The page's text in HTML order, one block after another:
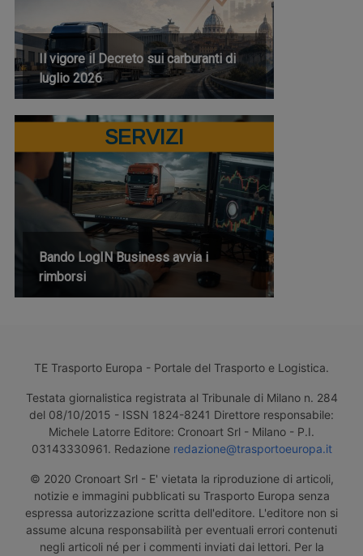
Il vigore il Decreto sui carburanti di
luglio 2026
SERVIZI
Bando LogIN Business avvia i
rimborsi
TE Trasporto Europa - Portale del Trasporto e Logistica.
Testata giornalistica registrata al Tribunale di Milano n. 284
del 08/10/2015 - ISSN 1824-8241 Direttore responsabile:
Michele Latorre Editore: Cronoart Srl - Milano - P.I.
03143330961. Redazione redazione@trasportoeuropa.it
© 2020 Cronoart Srl - E' vietata la riproduzione di articoli,
notizie e immagini pubblicati su Trasporto Europa senza
espressa autorizzazione scritta dell'editore. L'editore non si
assume alcuna responsabilità per eventuali errori contenuti
negli articoli né per i commenti inviati dai lettori. Per la